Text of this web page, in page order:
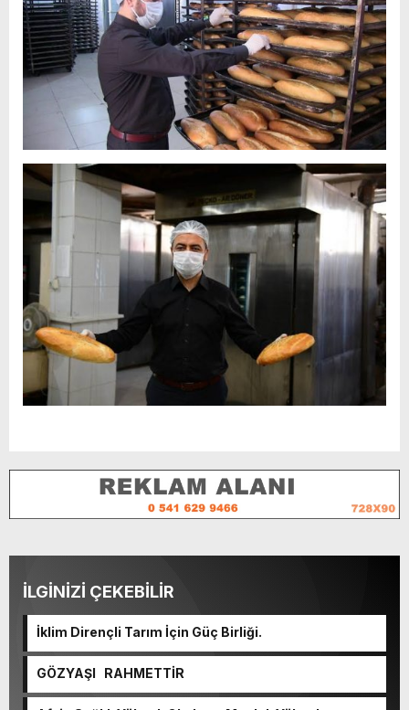
İLGİNİZİ ÇEKEBİLİR
İklim Dirençli Tarım İçin Güç Birliği.
GÖZYAŞI RAHMETTİR